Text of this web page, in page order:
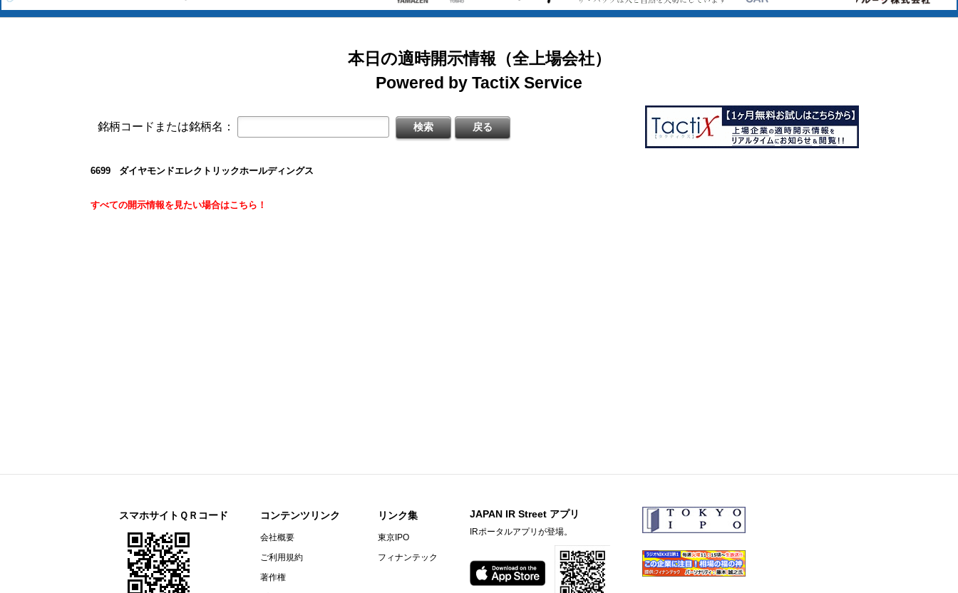
京写(6837)
2027年３月期 第１四半期決算短信［日本基準］(連結)
日本精密(7771)
今すぐ登録
令和９年３月期 第１四半期決算短信〔日本基準〕(連結)
白銅(7637)
今すぐ登録
2026年12月期第２四半期（中間期）決算短信〔日本基準〕（連結）
（開示事項の経過）株式会社マックビーヒル就労支援機構の株式取得に関するお知らせ
リガク・ホールディングス(268A)
2026年12月期第２四半期（中間期）決算短信〔ＩＦＲＳ〕(連結)
エプコ(2311)
2026年12月期第2四半期決算説明資料
日本テクノ・ラボ（3849：アンビシャス）
掲載開始日：7/1
ゴルフ・ドゥ（3032：ネクスト）
掲載開始日：5/21
梅の花グループ（7604：スタンダード）
本日の適時開示情報（全上場会社）
Powered by TactiX Service
銘柄コードまたは銘柄名：
6699 ダイヤモンドエレクトリックホールディングス
すべての開示情報を見たい場合はこちら！
スマホサイトＱＲコード コンテンツリンク
会社概要
ご利用規約
著作権
リンク集
東京IPO
フィナンテック
JAPAN IR Street アプリ
IRポータルアプリが登場。